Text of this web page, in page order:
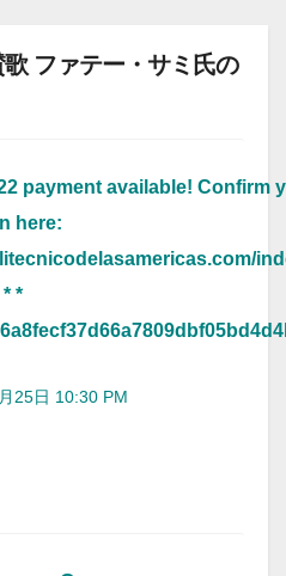
ファテー・サミ氏の
payment available! Confirm
here:
*
25日 10:30 PM